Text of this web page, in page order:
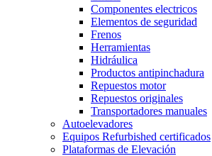
Componentes electricos
Elementos de seguridad
Frenos
Herramientas
Hidráulica
Productos antipinchadura
Repuestos motor
Repuestos originales
Transportadores manuales
Autoelevadores
Equipos Refurbished certificados
Plataformas de Elevación